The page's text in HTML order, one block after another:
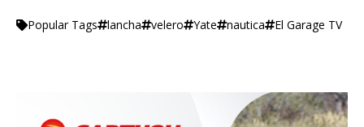
Popular Tags lancha velero Yate nautica El Garage TV